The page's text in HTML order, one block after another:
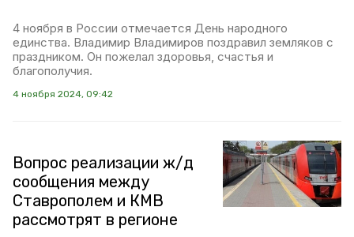
4 ноября в России отмечается День народного
единства. Владимир Владимиров поздравил земляков с
праздником. Он пожелал здоровья, счастья и
благополучия.
4 ноября 2024, 09:42
Вопрос реализации ж/д
сообщения между
Ставрополем и КМВ
рассмотрят в регионе